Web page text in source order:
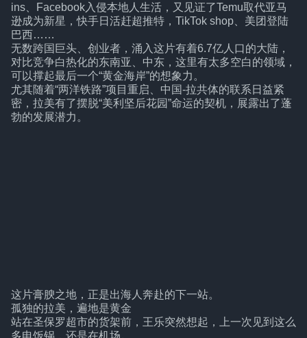
ins、Facebook入侵本地人生活，又见证了Temu取代亚马
逊成为新星，快手日活赶超推特，TikTok shop、美团登陆
巴西……
无数跨国巨头、创业者，涌入这片有着6.7亿人口的大陆，
对比竞争白热化的东南亚、中东，这里有太多空白的领域，
可以撑起最后一个“黄金海岸”的想象力。
尤其随着“两洋铁路”项目重启、中国-拉共体的联系日益紧
密，拉美有了摆脱“美利坚后花园”命运的契机，展露出了蓬
勃的发展潜力。
这片膏腴之地，正是出海人奔赴的下一站。
孤独的拉美，遍地是黄金
站在圣保罗超市的货架前，王乐突然想起，上一次见到这么
多电饭锅，还是在机场。